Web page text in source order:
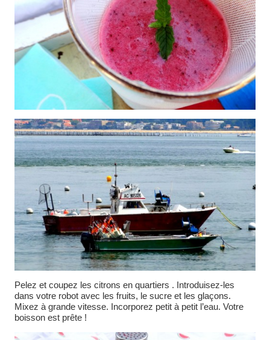
Pelez et coupez les citrons en quartiers . Introduisez-les
dans votre robot avec les fruits, le sucre et les glaçons.
Mixez à grande vitesse. Incorporez petit à petit l’eau. Votre
boisson est prête !